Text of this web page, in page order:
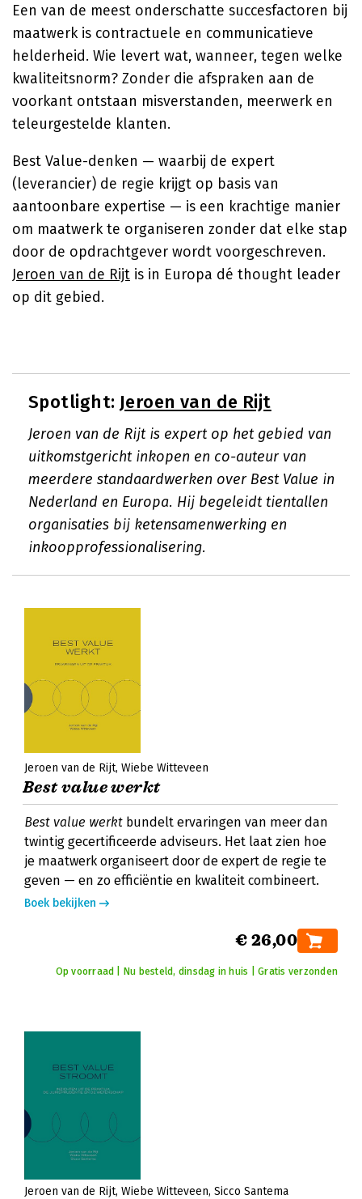
Een van de meest onderschatte succesfactoren bij
maatwerk is contractuele en communicatieve
helderheid. Wie levert wat, wanneer, tegen welke
kwaliteitsnorm? Zonder die afspraken aan de
voorkant ontstaan misverstanden, meerwerk en
teleurgestelde klanten.
Best Value-denken — waarbij de expert
(leverancier) de regie krijgt op basis van
aantoonbare expertise — is een krachtige manier
om maatwerk te organiseren zonder dat elke stap
door de opdrachtgever wordt voorgeschreven.
Jeroen van de Rijt is in Europa dé thought leader
op dit gebied.
Spotlight: Jeroen van de Rijt
Jeroen van de Rijt is expert op het gebied van
uitkomstgericht inkopen en co-auteur van
meerdere standaardwerken over Best Value in
Nederland en Europa. Hij begeleidt tientallen
organisaties bij ketensamenwerking en
inkoopprofessionalisering.
Jeroen van de Rijt Wiebe Witteveen
Best value werkt
Best value werkt bundelt ervaringen van meer dan
twintig gecertificeerde adviseurs. Het laat zien hoe
je maatwerk organiseert door de expert de regie te
geven — en zo efficiëntie en kwaliteit combineert.
Boek bekijken
€ 26,00
Op voorraad | Nu besteld, dinsdag in huis | Gratis verzonden
Jeroen van de Rijt Wiebe Witteveen Sicco Santema